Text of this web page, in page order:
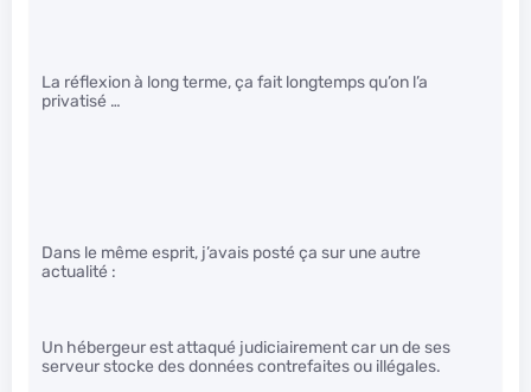
La réflexion à long terme, ça fait longtemps qu’on l’a
privatisé …
Dans le même esprit, j’avais posté ça sur une autre
actualité :
Un hébergeur est attaqué judiciairement car un de ses
serveur stocke des données contrefaites ou illégales.